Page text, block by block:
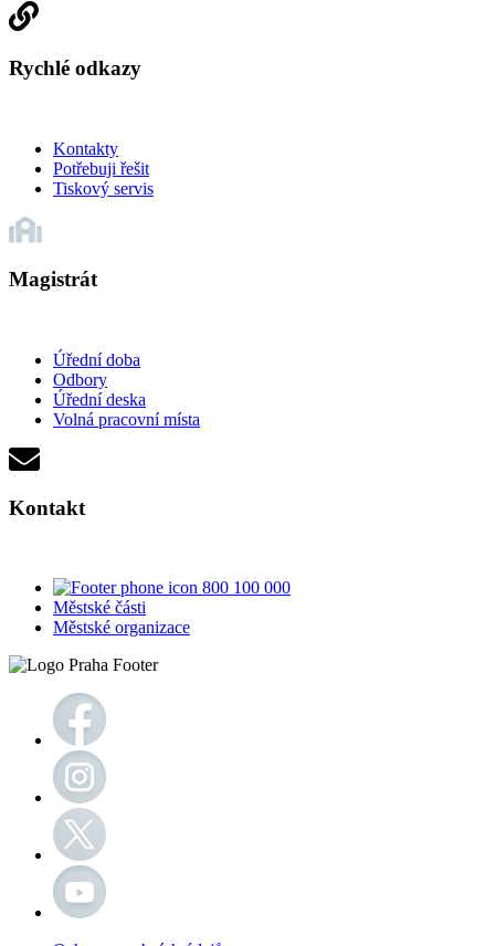
Rychlé odkazy
Kontakty
Potřebuji řešit
Tiskový servis
Magistrát
Úřední doba
Odbory
Úřední deska
Volná pracovní místa
Kontakt
800 100 000
Městské části
Městské organizace